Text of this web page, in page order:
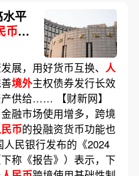
平
币业
展，用好货币互换、 人
境外主权债券发行长效
供给…… 【财新网】
融市场使用增多，跨境
币的投融资货币功能也
民银行发布的《2024
称《报告》）表示，下